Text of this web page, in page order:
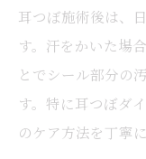
耳つぼ施術後は、
す。汗をかいた場
とでシール部分の
す。特に耳つぼダ
のケア方法を丁寧